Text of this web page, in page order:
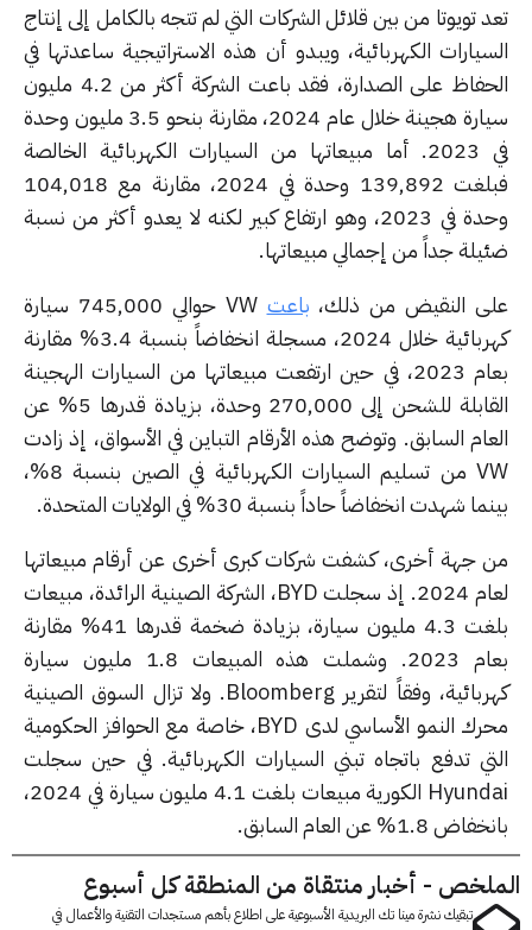
تويوتا من بين قلائل الشركات التي لم تتجه بالكامل إلى إنتاج
الكهربائية، ويبدو أن هذه الاستراتيجية ساعدتها في
الحفاظ على الصدارة، فقد باعت الشركة أكثر من 4.2 مليون
سيارة هجينة خلال عام 2024، مقارنة بنحو 3.5 مليون وحدة
في 2023. أما مبيعاتها من السيارات الكهربائية الخالصة
فبلغت 139,892 وحدة في 2024، مقارنة مع 104,018
وحدة في 2023، وهو ارتفاع كبير لكنه لا يعدو أكثر من نسبة
جداً من إجمالي مبيعاتها.
النقيض من ذلك،باعت
VW حوالي 745,000 سيارة
كهربائية خلال 2024، مسجلة انخفاضاً بنسبة 3.4% مقارنة
بعام 2023، في حين ارتفعت مبيعاتها من السيارات الهجينة
القابلة للشحن إلى 270,000 وحدة، بزيادة قدرها 5% عن
السابق. وتوضح هذه الأرقام التباين في الأسواق، إذ زادت
VW من تسليم السيارات الكهربائية في الصين بنسبة 8%،
شهدت انخفاضاً حاداً بنسبة 30% في الولايات المتحدة.
جهة أخرى، كشفت شركات كبرى أخرى عن أرقام مبيعاتها
لعام 2024. إذ سجلت BYD، الشركة الصينية الرائدة، مبيعات
بلغت 4.3 مليون سيارة، بزيادة ضخمة قدرها 41% مقارنة
بعام 2023. وشملت هذه المبيعات 1.8 مليون سيارة
كهربائية، وفقاً لتقرير Bloomberg. ولا تزال السوق الصينية
محرك النمو الأساسي لدى BYD، خاصة مع الحوافز الحكومية
تدفع باتجاه تبني السيارات الكهربائية. في حين سجلت
Hyundai الكورية مبيعات بلغت 4.1 مليون سيارة في 2024،
1.8% عن العام السابق.
- أخبار منتقاة من المنطقة كل أسبوع
تبقيك نشرة مينا تك البريدية الأسبوعية على اطلاع بأهم مستجدات التقنية والأعمال في